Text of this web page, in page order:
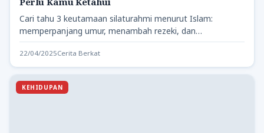
Cari tahu 3 keutamaan silaturahmi menurut Islam:
memperpanjang umur, menambah rezeki, dan
menguatkan ukhuwah. Wajib tahu manfaatnya!
Silaturahmi…
22/04/2025Cerita Berkat
KEHIDUPAN